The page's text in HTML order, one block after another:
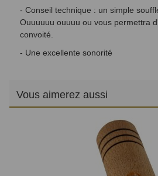
- Conseil technique : un simple
Ouuuuuu ouuuu ou vous permettra
convoité.
- Une excellente sonorité
Vous aimerez aussi